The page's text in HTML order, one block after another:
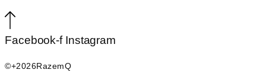
Facebook-f Instagram
©+2026RazemQ